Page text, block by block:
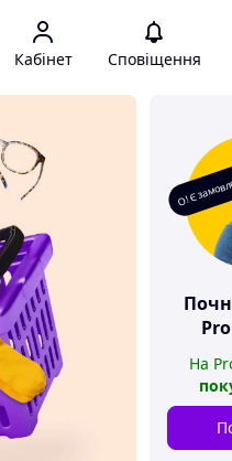
Кабінет Сповіщення
О! Є
На